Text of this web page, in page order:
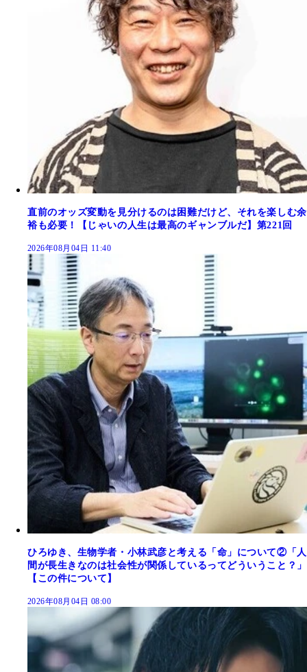
直前のオッズ変動を見分けるのは困難だけど、それを楽しむ余
裕も必要！【じゃいの人生は最高のギャンブルだ】第221回
2026年08月04日 11:40
ひろゆき、生物学者・小林武彦と考える「命」について②「人
間が長生きなのは社会性が関係しているってどういうこと？」
【この件について】
2026年08月04日 08:00